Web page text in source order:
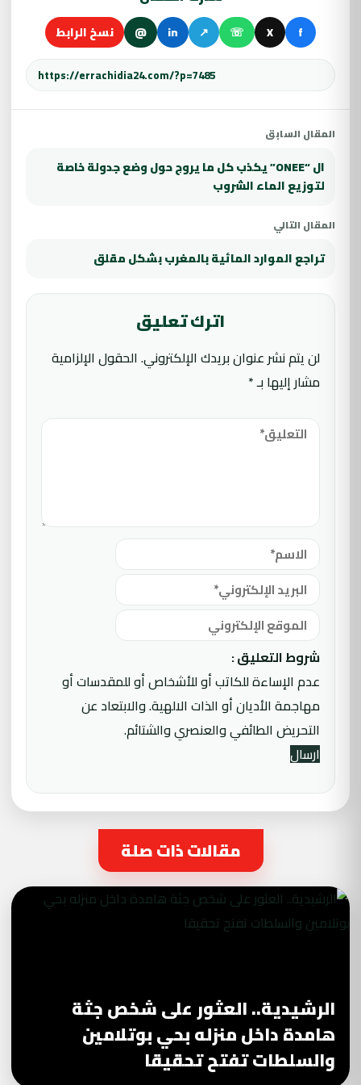
f
X
☏
↗
in
@ نسخ الرابط
المقال السابق
ال “ONEE” يكذب كل ما يروج حول وضع جدولة خاصة
لتوزيع الماء الشروب
المقال التالي
تراجع الموارد المائية بالمغرب بشكل مقلق
اترك تعليق
لن يتم نشر عنوان بريدك الإلكتروني. الحقول الإلزامية
مشار إليها بـ*
شروط التعليق :
عدم الإساءة للكاتب أو للأشخاص أو للمقدسات أو
مهاجمة الأديان أو الذات الالهية. والابتعاد عن
التحريض الطائفي والعنصري والشتائم.
مقالات ذات صلة
الرشيدية.. العثور على شخص جثة
هامدة داخل منزله بحي بوتلامين
والسلطات تفتح تحقيقا